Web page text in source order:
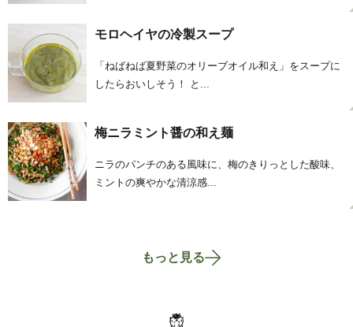
モロヘイヤの冷製スープ
「ねばねば夏野菜のオリーブオイル和え」をスープに
したらおいしそう！ と...
梅ニラミント醤の和え麺
ニラのパンチのある風味に、梅のきりっとした酸味、
ミントの爽やかな清涼感...
もっと見る